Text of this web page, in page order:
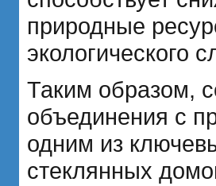
природные
экологического
Таким образом,
объединения с
одним из
стеклянных